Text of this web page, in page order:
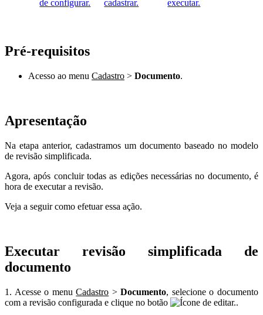
Pré-requisitos
Acesso ao menu Cadastro > Documento.
Apresentação
Na etapa anterior, cadastramos um documento baseado no modelo
de revisão simplificada.
Agora, após concluir todas as edições necessárias no documento, é
hora de executar a revisão.
Veja a seguir como efetuar essa ação.
Executar revisão simplificada de
documento
1. Acesse o menuCadastro >Documento, selecione o documento
com a revisão configurada e clique no botão
.